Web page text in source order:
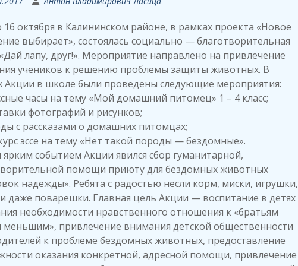
16 октября в Калининском районе, в рамках проекта «Новое
выбирает», состоялась социально — благотворительная
лапу, друг!». Мероприятие направлено на привлечение
учеников к решению проблемы защиты животных. В
Акции в школе были проведены следующие мероприятия:
часы на тему «Мой домашний питомец» 1 – 4 класс;
фотографий и рисунков;
с рассказами о домашних питомцах;
эссе на тему «Нет такой породы — бездомные».
событием Акции явился сбор гуманитарной,
помощи приюту для бездомных животных
надежды». Ребята с радостью несли корм, миски, игрушки,
даже поварешки. Главная цель Акции — воспитание в детях
необходимости нравственного отношения к «братьям
привлечение внимания детской общественности
к проблеме бездомных животных, предоставление
оказания конкретной, адресной помощи, привлечение